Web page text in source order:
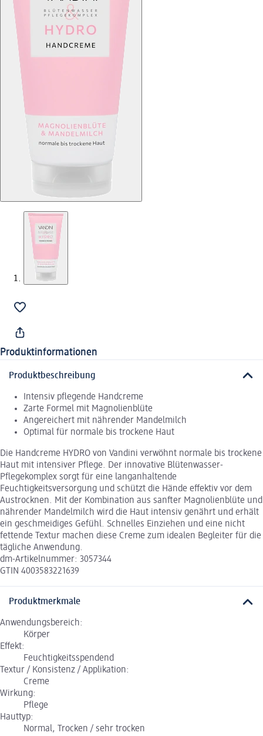
Produktinformationen
Produktbeschreibung
Intensiv pflegende Handcreme
Zarte Formel mit Magnolienblüte
Angereichert mit nährender Mandelmilch
Optimal für normale bis trockene Haut
Die Handcreme HYDRO von Vandini verwöhnt normale bis trockene
Haut mit intensiver Pflege. Der innovative Blütenwasser-
Pflegekomplex sorgt für eine langanhaltende
Feuchtigkeitsversorgung und schützt die Hände effektiv vor dem
Austrocknen. Mit der Kombination aus sanfter Magnolienblüte und
nährender Mandelmilch wird die Haut intensiv genährt und erhält
ein geschmeidiges Gefühl. Schnelles Einziehen und eine nicht
fettende Textur machen diese Creme zum idealen Begleiter für die
tägliche Anwendung.
dm-Artikelnummer: 3057344
GTIN 4003583221639
Produktmerkmale
Anwendungsbereich:
Körper
Effekt:
Feuchtigkeitsspendend
Textur / Konsistenz / Applikation:
Creme
Wirkung:
Pflege
Hauttyp:
Normal, Trocken / sehr trocken